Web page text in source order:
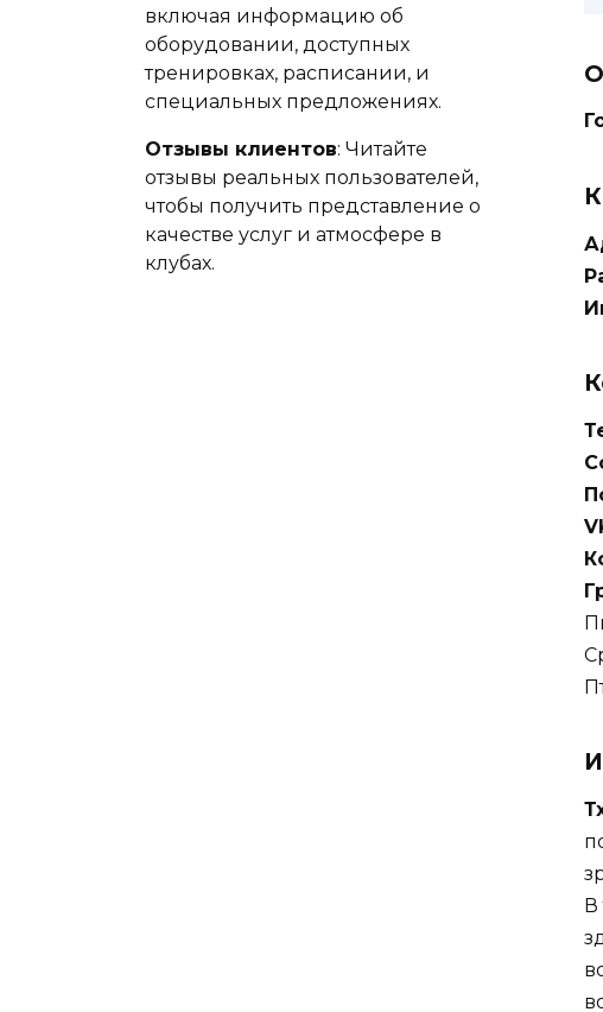
В
включая информацию об
оборудовании, доступных
тренировках, расписании, и
специальных предложениях.
Отзывы клиентов: Читайте
отзывы реальных пользователей,
чтобы получить представление о
качестве услуг и атмосфере в
клубах.